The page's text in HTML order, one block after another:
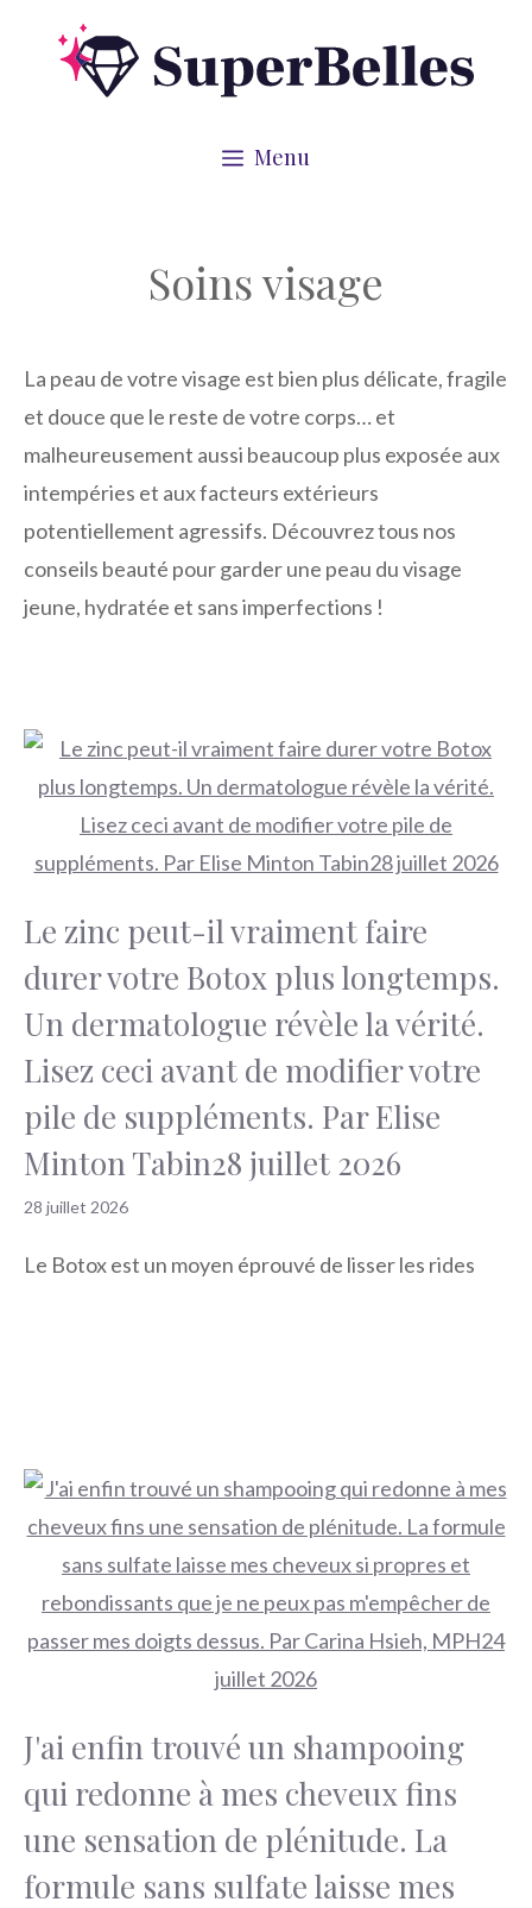
Menu
Soins visage
La peau de votre visage est bien plus délicate, fragile
et douce que le reste de votre corps… et
malheureusement aussi beaucoup plus exposée aux
intempéries et aux facteurs extérieurs
potentiellement agressifs. Découvrez tous nos
conseils beauté pour garder une peau du visage
jeune, hydratée et sans imperfections !
Le zinc peut-il vraiment faire
durer votre Botox plus longtemps.
Un dermatologue révèle la vérité.
Lisez ceci avant de modifier votre
pile de suppléments. Par Elise
Minton Tabin28 juillet 2026
28 juillet 2026
Le Botox est un moyen éprouvé de lisser les rides
J'ai enfin trouvé un shampooing
qui redonne à mes cheveux fins
une sensation de plénitude. La
formule sans sulfate laisse mes